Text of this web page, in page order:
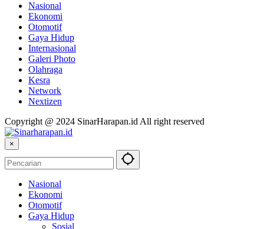
Nasional
Ekonomi
Otomotif
Gaya Hidup
Internasional
Galeri Photo
Olahraga
Kesra
Network
Nextizen
Copyright @ 2024 SinarHarapan.id All right reserved
×
Nasional
Ekonomi
Otomotif
Gaya Hidup
Sosial